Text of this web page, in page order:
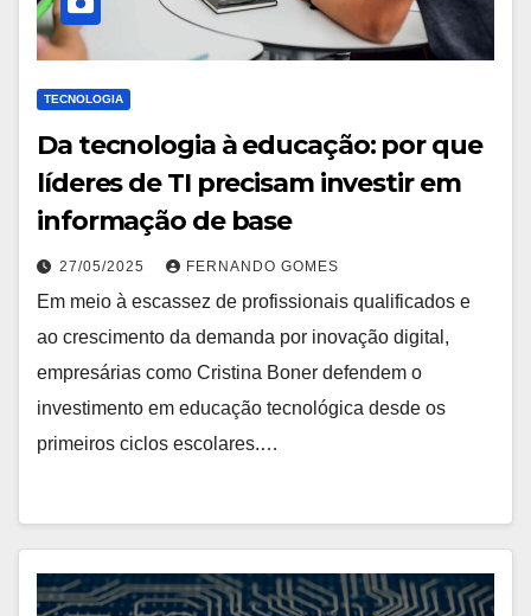
TECNOLOGIA
Da tecnologia à educação: por que
líderes de TI precisam investir em
informação de base
27/05/2025 FERNANDO GOMES
Em meio à escassez de profissionais qualificados e
ao crescimento da demanda por inovação digital,
empresárias como Cristina Boner defendem o
investimento em educação tecnológica desde os
primeiros ciclos escolares.…